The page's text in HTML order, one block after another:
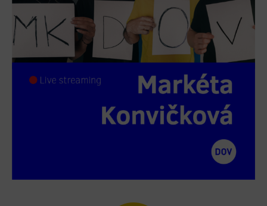
Ubytování
Hotel VP1
Vila Liběna
Další